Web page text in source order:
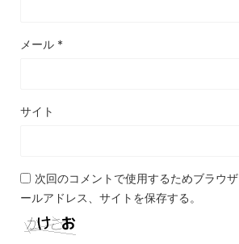
メール *
サイト
次回のコメントで使用するためブラウ
ールアドレス、サイトを保存する。